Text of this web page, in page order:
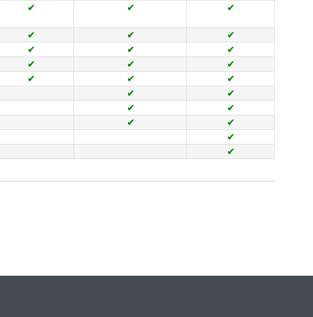
✔ ✔ ✔
✔ ✔
✔
✔ ✔
✔
✔ ✔
✔
✔ ✔
✔
✔
✔
✔
✔
✔
✔
✔
✔